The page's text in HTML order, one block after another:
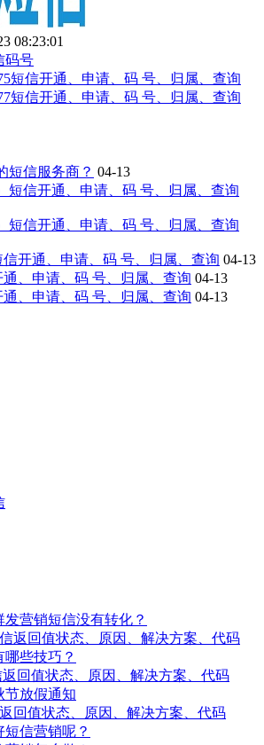
08:23:01
码号
短信开通、申请、码 号、归属、查询
短信开通、申请、码 号、归属、查询
短信服务商？ 04-13
短信开通、申请、码 号、归属、查询
短信开通、申请、码 号、归属、查询
信开通、申请、码 号、归属、查询 04-13
通、申请、码 号、归属、查询 04-13
通、申请、码 号、归属、查询 04-13
发营销短信没有转化？
返回值状态、原因、解决方案、代码
些技巧？
返回值状态、原因、解决方案、代码
节放假通知
回值状态、原因、解决方案、代码
信营销呢？